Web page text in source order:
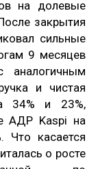
на долевые
закрытия
сильные
9 месяцев
и чистая
34% и 23%,
АДР Kaspi на
Что касается
о росте